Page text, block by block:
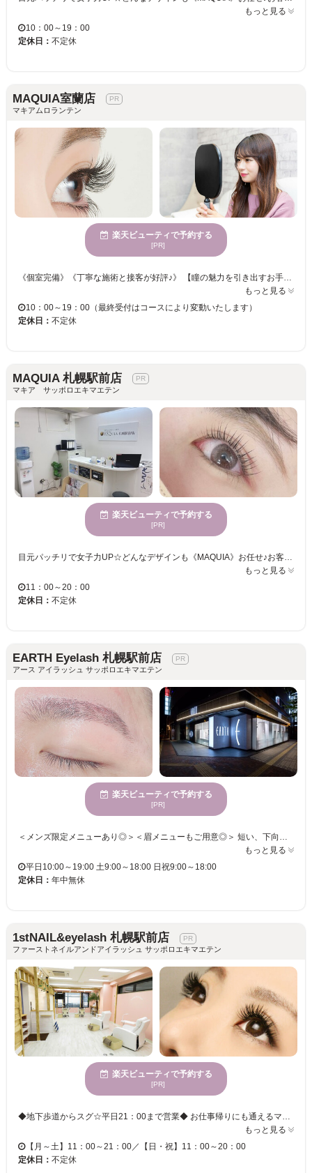
もっと見る
10：00～19：00
定休日： 不定休
MAQUIA室蘭店
マキアムロランテン
楽天ビューティで予約する
[PR]
《個室完備》《丁寧な施術と接客が好評♪》 【瞳の魅力を引き出すお手伝い☆アイリストのセンスが詰まった理想的なアイデザインに仕上げます♪】 お好みの本数をお選びください☆彡華やかなフサフサまつげでパッチリ目元が叶います♪♪ オフィスでも馴染むナチュラルな仕上がりで、オトナ女子を演出◎ 忙しい日々を忘れてゆったり” MAQUIA”でまったりまつエク体験をしませんか？
もっと見る
10：00～19：00（最終受付はコースにより変動いたします）
定休日： 不定休
MAQUIA 札幌駅前店
マキア サッポロエキマエテン
楽天ビューティで予約する
[PR]
目元パッチリで女子力UP☆どんなデザインも《MAQUIA》お任せ♪お客様のお仕事や普段の生活に合わせて、ナチュラルからボリュームUPまでプロがご提案致します！！エクステの種類が豊富＆高技術者の施術で満足度は◎“モチの良さ＆リーズナブルな価格”も自慢なので、『パッチリeye』がずっと続く★《MAQUIA》で輝く目元を手に入れてみませんか？
もっと見る
11：00～20：00
定休日： 不定休
EARTH Eyelash 札幌駅前店
アース アイラッシュ サッポロエキマエテン
楽天ビューティで予約する
[PR]
＜メンズ限定メニューあり◎＞＜眉メニューもご用意◎＞ 短い、下向きなど、ボリュームがない・・・まつ毛のお悩みをお聞かせください！！ マツエクが苦手な方には・・・パリジェンヌラッシュリフトはいかがですか？ お悩みをじっくりとヒアリング。オーダーメイドな目元が手に入る◎ オシャレでHappyな毎日を送りませんか？一緒にお客様の魅力を引き出します！アイブロウ/アイブロウWAX/ハリウッドブロウリフト/パリジェンヌ/眉毛カラー/眉毛/まゆ毛/まゆげ/眉毛専門店/アイブロウ専門店/眉毛サロン/まゆげサロン/アイブロウサロン/まつ毛パーマ/まつぱ/まつパ/ラッシュアディクト/V3ファンデーション
もっと見る
平日10:00～19:00 土9:00～18:00 日祝9:00～18:00
定休日： 年中無休
1stNAIL&eyelash 札幌駅前店
ファーストネイルアンドアイラッシュ サッポロエキマエテン
楽天ビューティで予約する
[PR]
◆地下歩道からスグ☆平日21：00まで営業◆ お仕事帰りにも通えるマツエクサロン◎気軽に通えるアットホームな雰囲気なので、初心者にもオススメです。大切な目元だから、信頼できるワンランク上の技術で安心安全な施術を♪ 自まつ毛が細い、自まつ毛が少ないなど…悩みは人それぞれ。目の形やなりたいイメージも人それぞれです。丁寧にカウンセリングをし、お客様に合わせたデザインをご提案します。自信の持てる印象的な目元へ…お客様の綺麗をお手伝い致します。
もっと見る
【月～土】11：00～21：00／【日・祝】11：00～20：00
定休日： 不定休